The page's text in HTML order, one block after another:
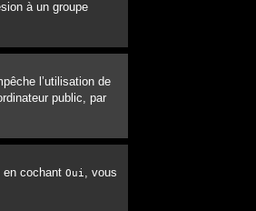
à un groupe
l’utilisation de
public, par
cochant Oui , vous